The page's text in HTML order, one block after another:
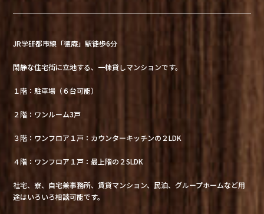
JR学研都市線「徳庵」駅徒歩6分
閑静な住宅街に立地する、一棟貸しマンションです。
１階：駐車場（６台可能）
２階：ワンルーム3戸
３階：ワンフロア１戸：カウンターキッチンの２LDK
４階：ワンフロア１戸：最上階の２SLDK
社宅、寮、自宅兼事務所、賃貸マンション、民泊、グループホームなど用
途はいろいろ相談可能です。